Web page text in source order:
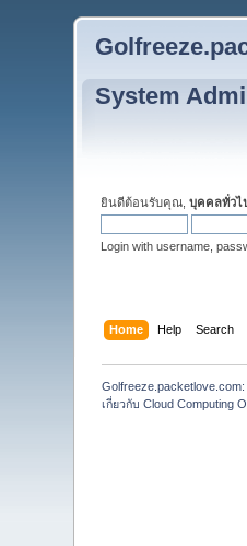
System
ยินดีต้อนรับคุณ,บุคคลทั่วไ
Login with username,
Home Help Search
เกี่ยวกับ Cloud Computing